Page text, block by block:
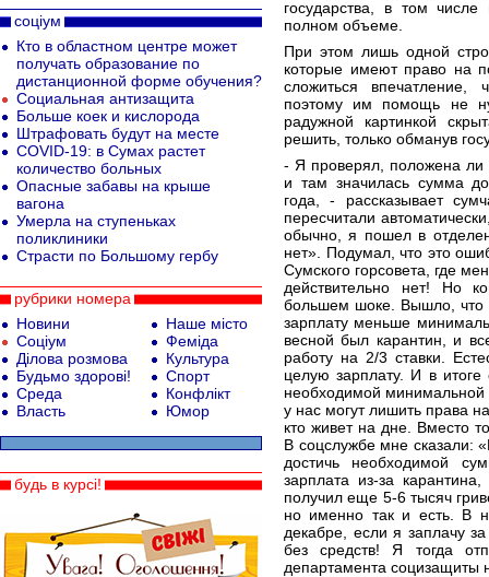
государства, в том
полном объеме.
При этом лишь одной
которые имеют право на
сложиться
поэтому им помощь не
радужной картинкой
решить, только обманув
- Я проверял, положена ли
и там значилась сумма
года, - рассказывает
пересчитали
обычно, я пошел в
нет». Подумал, что это
Сумского горсовета, где
действительно нет! Но
большем шоке. Вышло, что
зарплату меньше
весной был карантин, и
работу на 2/3 ставки.
целую зарплату. И в
необходимой минимальной
у нас могут лишить права
кто живет на дне. Вместо
В соцслужбе мне сказали:
достичь необходимой
зарплата из-за
получил еще 5-6 тысяч
но именно так и есть. В
декабре, если я заплачу
без средств! Я тогда
департамента социзащиты
соціум
Кто в областном центре может
получать образование по
дистанционной форме обучения?
Социальная антизащита
Больше коек и кислорода
Штрафовать будут на месте
COVID-19: в Сумах растет
количество больных
Опасные забавы на крыше
вагона
Умерла на ступеньках
поликлиники
Страсти по Большому гербу
рубрики номера
Новини
Соціум
Ділова розмова
Будьмо здорові!
Среда
Власть
Наше місто
Феміда
Культура
Спорт
Конфлікт
Юмор
будь в курсі!